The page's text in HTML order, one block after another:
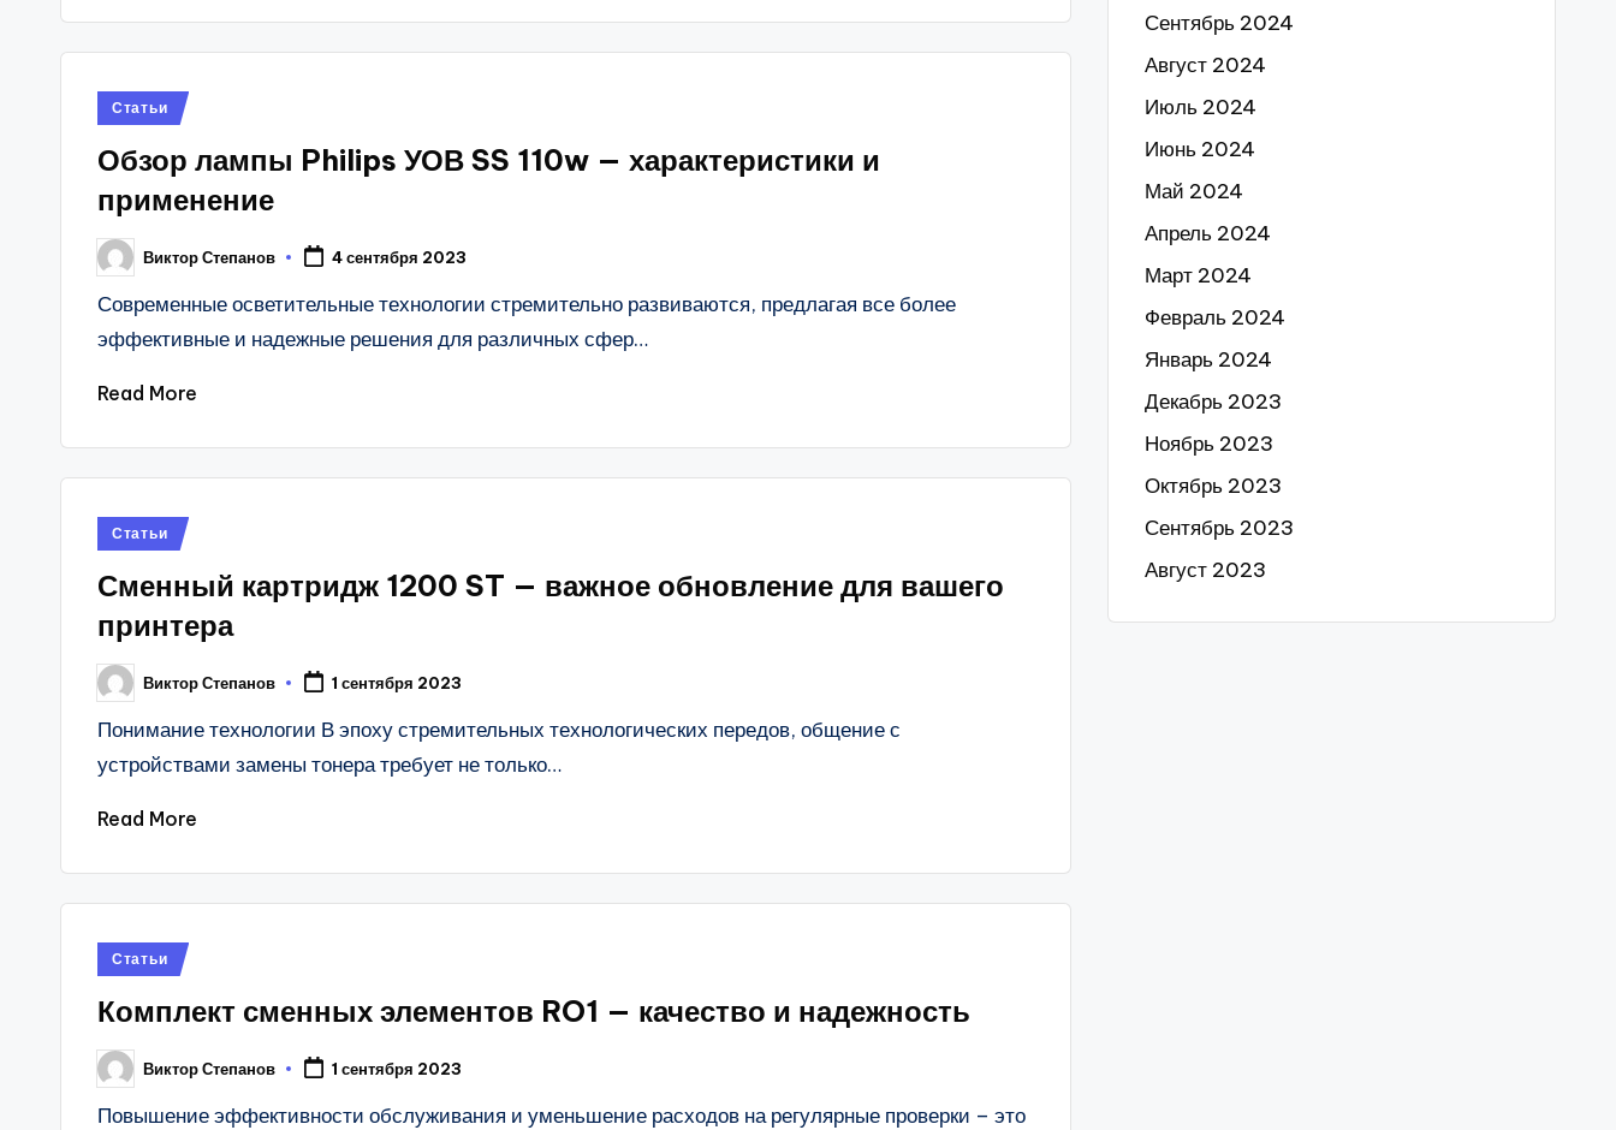
Posted
Статьи
Обзор лампы Philips УОВ SS 110w — характеристики и
применение
Posted
by
Виктор Степанов 4 сентября 2023
Современные осветительные технологии стремительно развиваются, предлагая все более
эффективные и надежные решения для различных сфер…
Read More
Posted
Статьи
Сменный картридж 1200 ST — важное обновление для вашего
принтера
Posted
by
Виктор Степанов 1 сентября 2023
Понимание технологии В эпоху стремительных технологических передов, общение с
устройствами замены тонера требует не только…
Read More
Posted
Статьи
Комплект сменных элементов RO1 — качество и надежность
Posted
by
Виктор Степанов 1 сентября 2023
Повышение эффективности обслуживания и уменьшение расходов на регулярные проверки – это
Сентябрь 2024
Август 2024
Июль 2024
Июнь 2024
Май 2024
Апрель 2024
Март 2024
Февраль 2024
Январь 2024
Декабрь 2023
Ноябрь 2023
Октябрь 2023
Сентябрь 2023
Август 2023